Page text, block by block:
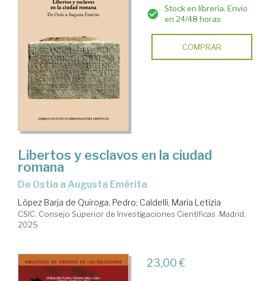
Stock en librería. Envío
en 24/48 horas
COMPRAR
Libertos y esclavos en la ciudad
romana
De Ostia a Augusta Emérita
López Barja de Quiroga, Pedro; Caldelli, Maria Letizia
CSIC. Consejo Superior de Investigaciones Científicas. Madrid,
2025
23,00 €